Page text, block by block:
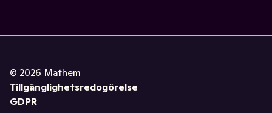
© 2026 Mathem
Tillgänglighetsredogörelse
GDPR